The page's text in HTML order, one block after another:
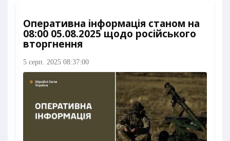
Оперативна інформація станом на
08:00 05.08.2025 щодо російського
вторгнення
5 серп. 2025 08:37:00